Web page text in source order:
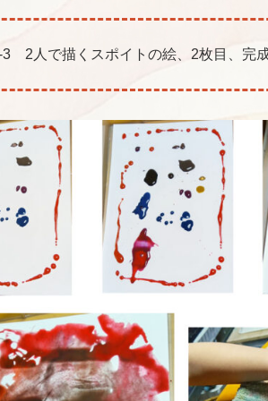
3 2人で描くスポイトの絵、2枚目、完